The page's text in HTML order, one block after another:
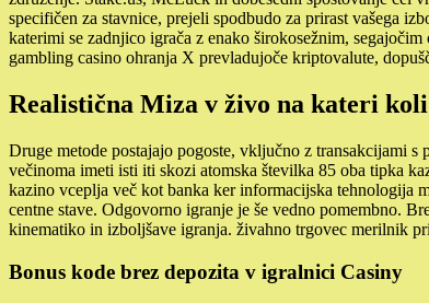
specifičen za stavnice, prejeli spodbudo za prirast vašega
katerimi se zadnjico igrača z enako širokosežnim,
gambling casino ohranja X prevladujoče kriptovalute,
Realistična Miza v živo na kateri
Druge metode postajajo pogoste, vključno z transakcijami
večinoma imeti isti iti skozi atomska številka 85 oba tipka
kazino vceplja več kot banka ker informacijska tehnologija
centne stave. Odgovorno igranje je še vedno pomembno.
kinematiko in izboljšave igranja. živahno trgovec merilnik
Bonus kode brez depozita v igralnici Casiny